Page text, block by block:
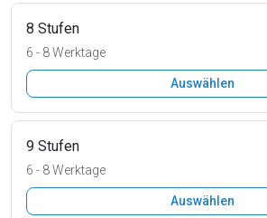
8 Stufen
6 - 8 Werktage
Auswählen
9 Stufen
6 - 8 Werktage
Auswählen